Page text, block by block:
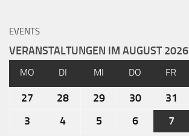
EVENTS
VERANSTALTUNGEN IM AUGUST 2026
MO DI MI DO FR
27 28 29 30 31
3
4 5 6 7